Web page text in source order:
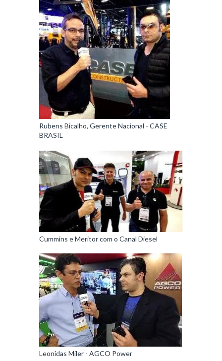
Rubens Bicalho, Gerente Nacional - CASE
BRASIL
Cummins e Meritor com o Canal Diesel
Leonidas Miler - AGCO Power